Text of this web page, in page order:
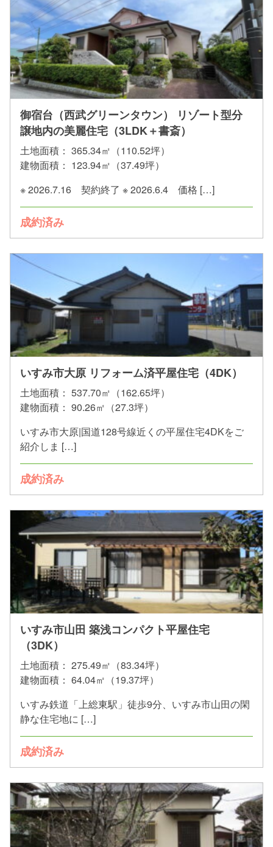
御宿台（西武グリーンタウン） リゾート型分
譲地内の美麗住宅（3LDK＋書斎）
土地面積： 365.34㎡（110.52坪）
建物面積： 123.94㎡（37.49坪）
※ 2026.7.16 契約終了 ※ 2026.6.4 価格 […]
成約済み
いすみ市大原 リフォーム済平屋住宅（4DK）
土地面積： 537.70㎡（162.65坪）
建物面積： 90.26㎡（27.3坪）
いすみ市大原|国道128号線近くの平屋住宅4DKをご
紹介しま […]
成約済み
いすみ市山田 築浅コンパクト平屋住宅
（3DK）
土地面積： 275.49㎡（83.34坪）
建物面積： 64.04㎡（19.37坪）
いすみ鉄道「上総東駅」徒歩9分、いすみ市山田の閑
静な住宅地に […]
成約済み